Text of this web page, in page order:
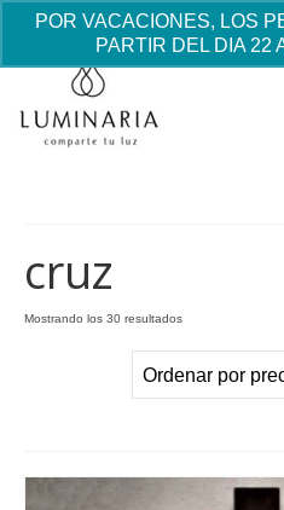
POR VACACIONES, LOS
PARTIR DEL DIA 22
cruz
Mostrando los 30 resultadosOrdenado
Llavero
invitados -